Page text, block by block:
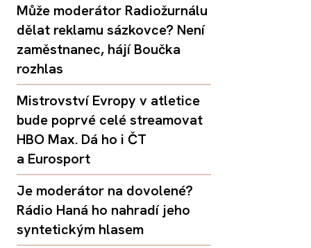
Může moderátor Radiožurnálu
dělat reklamu sázkovce? Není
zaměstnanec, hájí Boučka
rozhlas
Mistrovství Evropy v atletice
bude poprvé celé streamovat
HBO Max. Dá ho i ČT
a Eurosport
Je moderátor na dovolené?
Rádio Haná ho nahradí jeho
syntetickým hlasem